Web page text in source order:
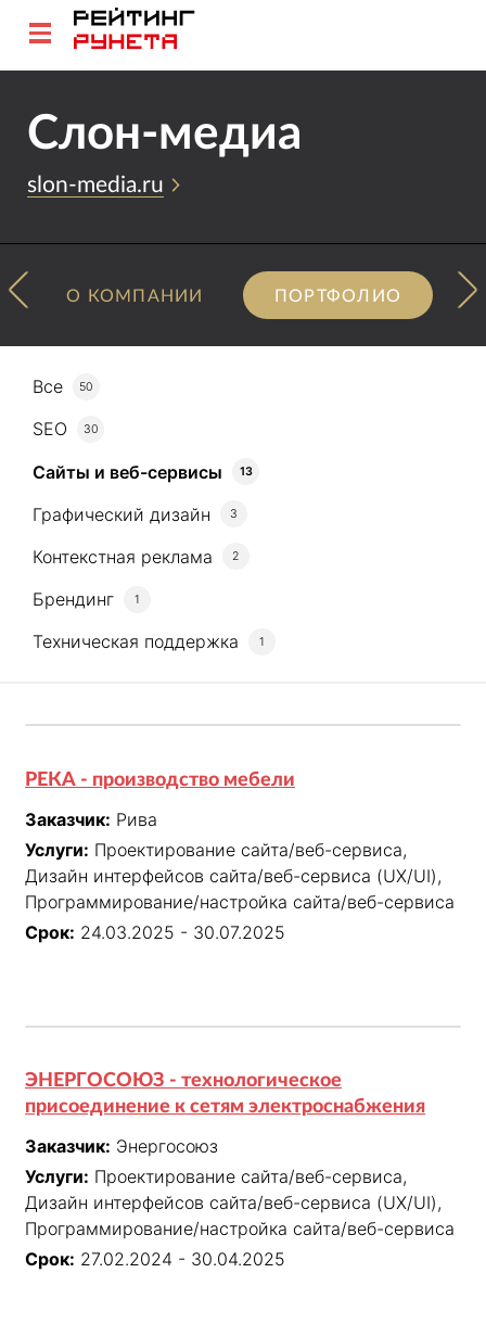
Слон-медиа
slon-media.ru
О КОМПАНИИ ПОРТФОЛИО
Все 50
SEO 30
Сайты и веб-сервисы 13
Графический дизайн 3
Контекстная реклама 2
Брендинг 1
Техническая поддержка 1
РЕКА - производство мебели
Заказчик: Рива
Услуги: Проектирование сайта/веб-сервиса,
Дизайн интерфейсов сайта/веб-сервиса (UX/UI),
Программирование/настройка сайта/веб-сервиса
Срок: 24.03.2025 - 30.07.2025
ЭНЕРГОСОЮЗ - технологическое
присоединение к сетям электроснабжения
Заказчик: Энергосоюз
Услуги: Проектирование сайта/веб-сервиса,
Дизайн интерфейсов сайта/веб-сервиса (UX/UI),
Программирование/настройка сайта/веб-сервиса
Срок: 27.02.2024 - 30.04.2025